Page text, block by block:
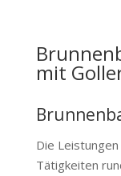
mit
Die
Tätigkeiten